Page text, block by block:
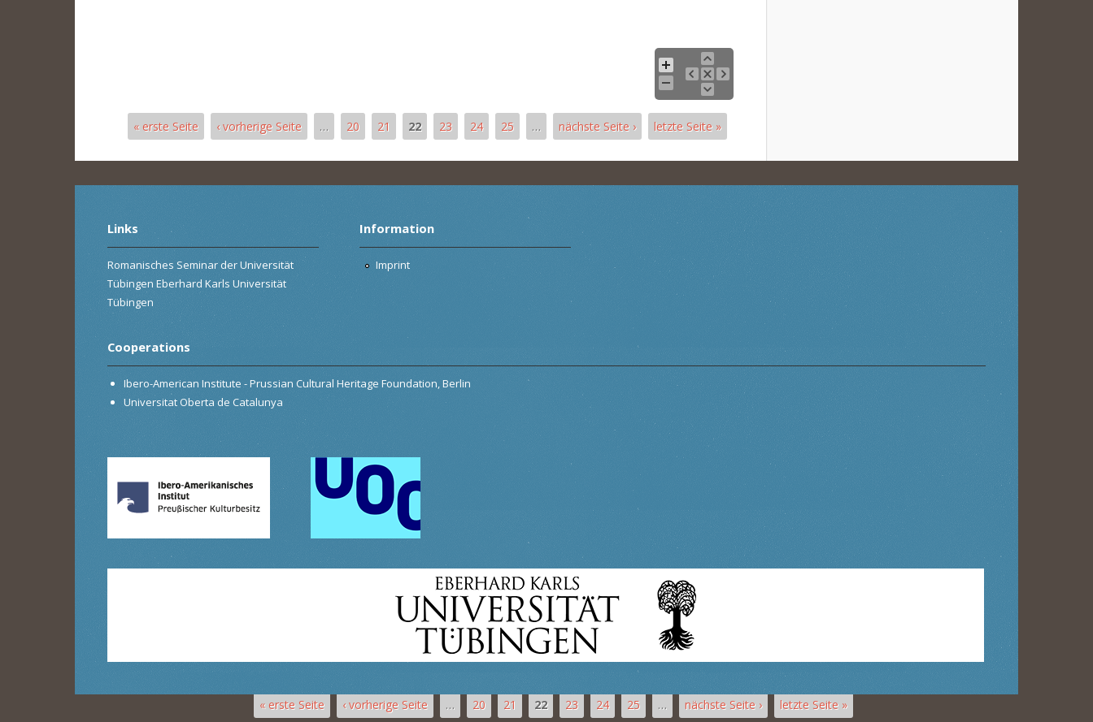
« erste Seite ‹ vorherige Seite … 20 21 22 23 24 25 … nächste Seite › letzte Seite »
Links
Romanisches Seminar der Universität
Tübingen Eberhard Karls Universität
Tübingen
Information
Imprint
Cooperations
Ibero-American Institute - Prussian Cultural Heritage Foundation, Berlin
Universitat Oberta de Catalunya
« erste Seite ‹ vorherige Seite … 20 21 22 23 24 25 … nächste Seite › letzte Seite »